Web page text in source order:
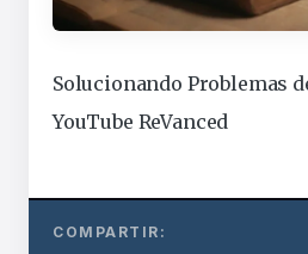
Solucionando Problemas
YouTube ReVanced
COMPARTIR: